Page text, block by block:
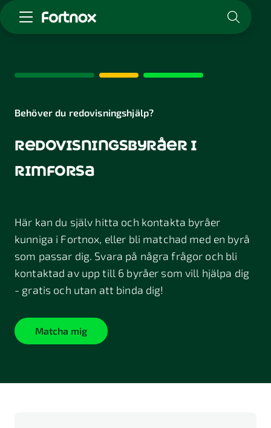
Skaffa Fortnox
Kunskap & inspiration
Logga in
Kontakt
Behöver du redovisningshjälp?
redovisningsbyråer i
rimforsa
Här kan du själv hitta och kontakta byråer
kunniga i Fortnox, eller bli matchad med en byrå
som passar dig. Svara på några frågor och bli
kontaktad av upp till 6 byråer som vill hjälpa dig
- gratis och utan att binda dig!
Matcha mig